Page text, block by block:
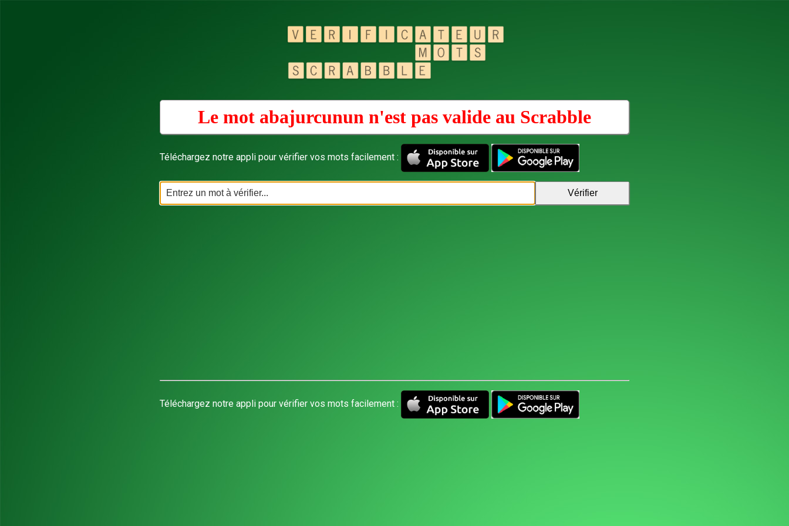
Le mot abajurcunun n'est pas valide au Scrabble
Téléchargez notre appli pour vérifier vos mots facilement :
Téléchargez notre appli pour vérifier vos mots facilement :